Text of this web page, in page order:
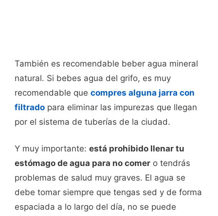
También es recomendable beber agua mineral
natural. Si bebes agua del grifo, es muy
recomendable que compres alguna jarra con
filtrado para eliminar las impurezas que llegan
por el sistema de tuberías de la ciudad.
Y muy importante: está prohibido llenar tu
estómago de agua para no comer o tendrás
problemas de salud muy graves. El agua se
debe tomar siempre que tengas sed y de forma
espaciada a lo largo del día, no se puede